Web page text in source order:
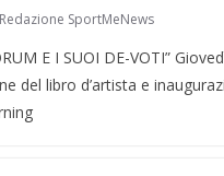
Redazione SportMeNews
E I SUOI DE-VOTI”
del libro d’artista e